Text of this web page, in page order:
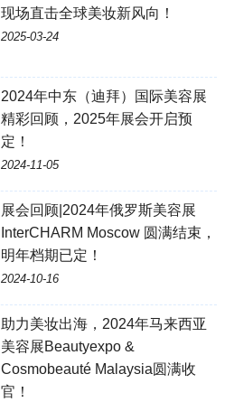
现场直击全球美妆新风向！
2025-03-24
2024年中东（迪拜）国际美容展
精彩回顾，2025年展会开启预
定！
2024-11-05
展会回顾|2024年俄罗斯美容展
InterCHARM Moscow 圆满结束，
明年档期已定！
2024-10-16
助力美妆出海，2024年马来西亚
美容展Beautyexpo &
Cosmobeauté Malaysia圆满收
官！